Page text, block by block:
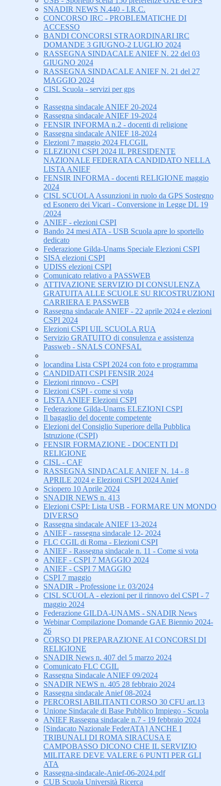
SNADIR NEWS N.440 - I.R.C.
CONCORSO IRC - PROBLEMATICHE DI
ACCESSO
BANDI CONCORSI STRAORDINARI IRC
DOMANDE 3 GIUGNO-2 LUGLIO 2024
RASSEGNA SINDACALE ANIEF N. 22 del 03
GIUGNO 2024
RASSEGNA SINDACALE ANIEF N. 21 del 27
MAGGIO 2024
CISL Scuola - servizi per gps
Rassegna sindacale ANIEF 20-2024
Rassegna sindacale ANIEF 19-2024
FENSIR INFORMA n.2 - docenti di religione
Rassegna sindacale ANIEF 18-2024
Elezioni 7 maggio 2024 FLCGIL
ELEZIONI CSPI 2024 IL PRESIDENTE
NAZIONALE FEDERATA CANDIDATO NELLA
LISTA ANIEF
FENSIR INFORMA - docenti RELIGIONE maggio
2024
CISL SCUOLA Assunzioni in ruolo da GPS Sostegno
ed Esonero dei Vicari - Conversione in Legge DL 19
/2024
ANIEF - elezioni CSPI
Bando 24 mesi ATA - USB Scuola apre lo sportello
dedicato
Federazione Gilda-Unams Speciale Elezioni CSPI
SISA elezioni CSPI
UDISS elezioni CSPI
Comunicato relativo a PASSWEB
ATTIVAZIONE SERVIZIO DI CONSULENZA
GRATUITA ALLE SCUOLE SU RICOSTRUZIONI
CARRIERA E PASSWEB
Rassegna sindacale ANIEF - 22 aprile 2024 e elezioni
CSPI 2024
Elezioni CSPI UIL SCUOLA RUA
Servizio GRATUITO di consulenza e assistenza
Passweb - SNALS CONFSAL
locandina Lista CSPI 2024 con foto e programma
CANDIDATI CSPI FENSIR 2024
Elezioni rinnovo - CSPI
Elezioni CSPI - come si vota
LISTA ANIEF Elezioni CSPI
Federazione Gilda-Unams ELEZIONI CSPI
Il bagaglio del docente competente
Elezioni del Consiglio Superiore della Pubblica
Istruzione (CSPI)
FENSIR FORMAZIONE - DOCENTI DI
RELIGIONE
CISL - CAF
RASSEGNA SINDACALE ANIEF N. 14 - 8
APRILE 2024 e Elezioni CSPI 2024 Anief
Sciopero 10 Aprile 2024
SNADIR NEWS n. 413
Elezioni CSPI: Lista USB - FORMARE UN MONDO
DIVERSO
Rassegna sindacale ANIEF 13-2024
ANIEF - rassegna sindacale 12- 2024
FLC CGIL di Roma - Elezioni CSPI
ANIEF - Rassegna sindacale n. 11 - Come si vota
ANIEF - CSPI 7 MAGGIO 2024
ANIEF - CSPI 7 MAGGIO
CSPI 7 maggio
SNADIR - Professione i.r. 03/2024
CISL SCUOLA - elezioni per il rinnovo del CSPI - 7
maggio 2024
Federazione GILDA-UNAMS - SNADIR News
Webinar Compilazione Domande GAE Biennio 2024-
26
CORSO DI PREPARAZIONE AI CONCORSI DI
RELIGIONE
SNADIR News n. 407 del 5 marzo 2024
Comunicato FLC CGIL
Rassegna Sindacale ANIEF 09/2024
SNADIR NEWS n. 405 28 febbraio 2024
Rassegna sindacale Anief 08-2024
PERCORSI ABILITANTI CORSO 30 CFU art.13
Unione Sindacale di Base Pubblico Impiego - Scuola
ANIEF Rassegna sindacale n.7 - 19 febbraio 2024
[Sindacato Nazionale FederATA] ANCHE I
TRIBUNALI DI ROMA SIRACUSA E
CAMPOBASSO DICONO CHE IL SERVIZIO
MILITARE DEVE VALERE 6 PUNTI PER GLI
ATA
Rassegna-sindacale-Anief-06-2024.pdf
CUB Scuola Università Ricerca